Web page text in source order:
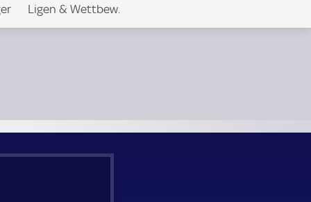
Ligen & Wettbew.